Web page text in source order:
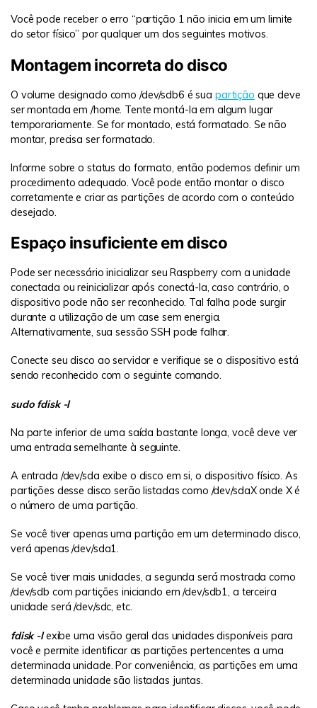
Você pode receber o erro “partição 1 não inicia em um limite
do setor físico” por qualquer um dos seguintes motivos.
Montagem incorreta do disco
O volume designado como /dev/sdb6 é sua partição que deve
ser montada em /home. Tente montá-la em algum lugar
temporariamente. Se for montado, está formatado. Se não
montar, precisa ser formatado.
Informe sobre o status do formato, então podemos definir um
procedimento adequado. Você pode então montar o disco
corretamente e criar as partições de acordo com o conteúdo
desejado.
Espaço insuficiente em disco
Pode ser necessário inicializar seu Raspberry com a unidade
conectada ou reinicializar após conectá-la, caso contrário, o
dispositivo pode não ser reconhecido. Tal falha pode surgir
durante a utilização de um case sem energia.
Alternativamente, sua sessão SSH pode falhar.
Conecte seu disco ao servidor e verifique se o dispositivo está
sendo reconhecido com o seguinte comando.
sudo fdisk -l
Na parte inferior de uma saída bastante longa, você deve ver
uma entrada semelhante à seguinte.
A entrada /dev/sda exibe o disco em si, o dispositivo físico. As
partições desse disco serão listadas como /dev/sdaX onde X é
o número de uma partição.
Se você tiver apenas uma partição em um determinado disco,
verá apenas /dev/sda1.
Se você tiver mais unidades, a segunda será mostrada como
/dev/sdb com partições iniciando em /dev/sdb1, a terceira
unidade será /dev/sdc, etc.
fdisk -lexibe uma visão geral das unidades disponíveis para
você e permite identificar as partições pertencentes a uma
determinada unidade. Por conveniência, as partições em uma
determinada unidade são listadas juntas.